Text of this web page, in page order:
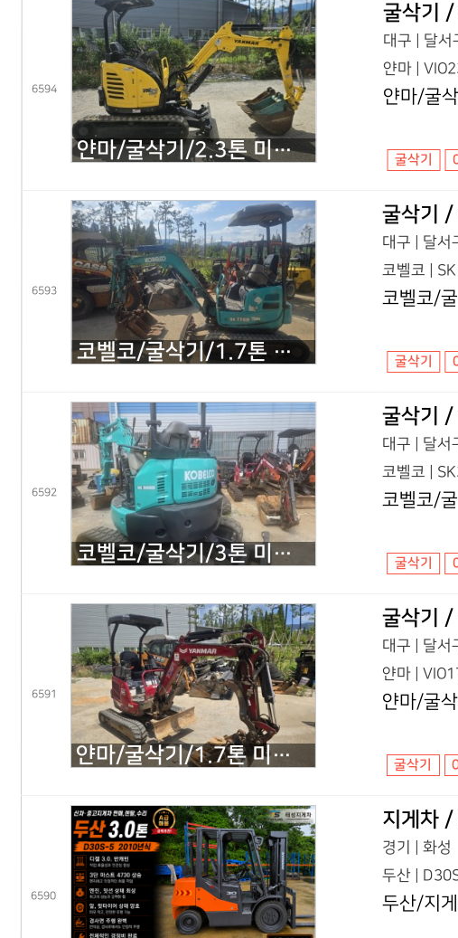
6594
얀마/굴삭기/2.3톤 미니굴삭기/VIO23/2020년식
굴삭기 /
대구 | 달서
얀마 |
얀마/굴
굴삭기
6593
코벨코/굴삭기/1.7톤 미니굴삭기/SK17 코끼리/2016년식
굴삭기 /
대구 | 달서
코벨코 |
코벨코/
굴삭기
6592
코벨코/굴삭기/3톤 미니굴삭기/SK30SR 코끼리/2018년식
굴삭기 /
대구 | 달서
코벨코 |
코벨코/
굴삭기
6591
얀마/굴삭기/1.7톤 미니굴삭기/VIO17 코끼리/2022년식
굴삭기 /
대구 | 달서
얀마 |
얀마/굴
굴삭기
6590
지게차 /
경기 | 화성
두산 |
두산/지